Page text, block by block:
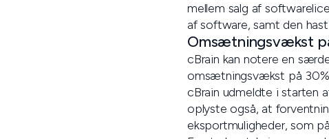
mellem salg af
af software, samt den
Omsætningsvækst
cBrain kan notere en
omsætningsvækst på
cBrain udmeldte i starten
oplyste også, at
eksportmuligheder, som